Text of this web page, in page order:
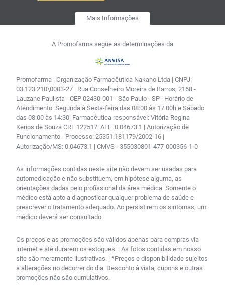
Mais Informações
A Promofarma segue as determinações da
Promofarma | Organização Farmacêutica Nakano Ltda | CNPJ:
03.123.210\0003-27 | Rua Conselheiro Moreira de Barros, 2168 -
Lauzane Paulista - CEP 02430-001 - São Paulo - SP | Horário de
Atendimento: Segunda à Sexta-feira das 08:00 às 17:00h e Sábado
das 08:00 às 14:30| Farmacêutica responsável: Vitória Regina
Kenps de Souza CRF 122517| AFE: 0.04673.1 | Autorização de
Funcionamento - Processo: 25351.181179/2002-16 |
Autorização/MS: 0.04673.1 | CMVS - 355030801-477-000356-1-0
As informações contidas neste site não devem ser usadas para
automedicação e não substituem, em hipótese alguma, as
orientações dadas pelo profissional da área médica. Somente o
médico está apto a diagnosticar qualquer problema de saúde e
prescrever o tratamento adequado. Ao persistirem os sintomas, um
médico deverá ser consultado.
Os preços e as promoções são válidos apenas para compras via
internet e até durarem os estoques. | As fotos contidas em nosso
site são meramente ilustrativas. | *Preços e disponibilidade sujeitos
a alterações no decorrer do dia. Desconto à vista, cupons e outras
promoções não são cumulativos.